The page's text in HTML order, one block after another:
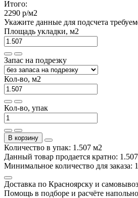
Итого:
2290 р/м2
Укажите данные для подсчета
Площадь укладки, м2
Запас на подрезку
Кол-во, м2
Кол-во, упак
В корзину
Количество в упак: 1.507 м2
Данный товар продается кратно:
Минимальное количество для заказа:
Доставка по Красноярску и
Помощь в подборе и расчёте